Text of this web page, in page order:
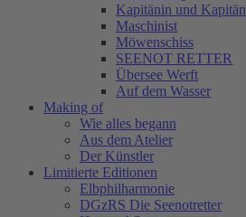
Kapitänin und Kapitän
Maschinist
Möwenschiss
SEENOT RETTER
Übersee Werft
Auf dem Wasser
Making of
Wie alles begann
Aus dem Atelier
Der Künstler
Limitierte Editionen
Elbphilharmonie
DGzRS Die Seenotretter